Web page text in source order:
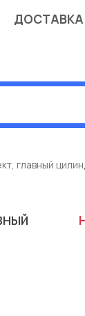
ДОСТАВКА
главный